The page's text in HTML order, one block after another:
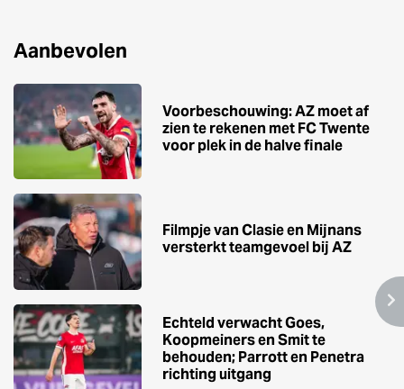
Aanbevolen
Voorbeschouwing: AZ moet af
zien te rekenen met FC Twente
voor plek in de halve finale
Filmpje van Clasie en Mijnans
versterkt teamgevoel bij AZ
Echteld verwacht Goes,
Koopmeiners en Smit te
behouden; Parrott en Penetra
richting uitgang